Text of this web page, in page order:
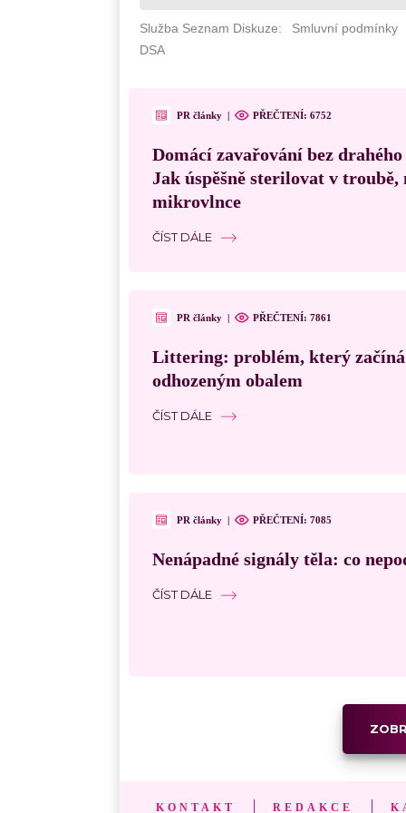
PR články | PŘEČTENÍ: 6752
Domácí zavařování bez
Jak úspěšně sterilovat v troubě,
mikrovlnce
ČÍST DÁLE
PR články | PŘEČTENÍ: 7861
Littering: problém, který
odhozeným obalem
ČÍST DÁLE
PR články | PŘEČTENÍ: 7085
Nenápadné signály těla: co
ČÍST DÁLE
KONTAKT REDAKCE